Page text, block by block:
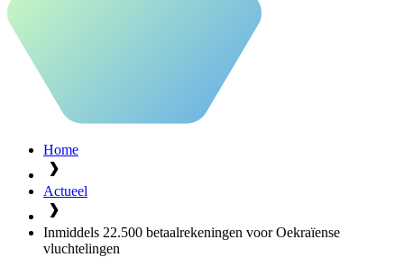
Home
Actueel
Inmiddels 22.500 betaalrekeningen voor Oekraïense
vluchtelingen